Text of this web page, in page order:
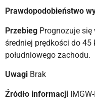
Prawdopodobieństwo
Przebieg Prognozuje
średniej prędkości do
południowego
Uwagi Brak
Źródło informacji